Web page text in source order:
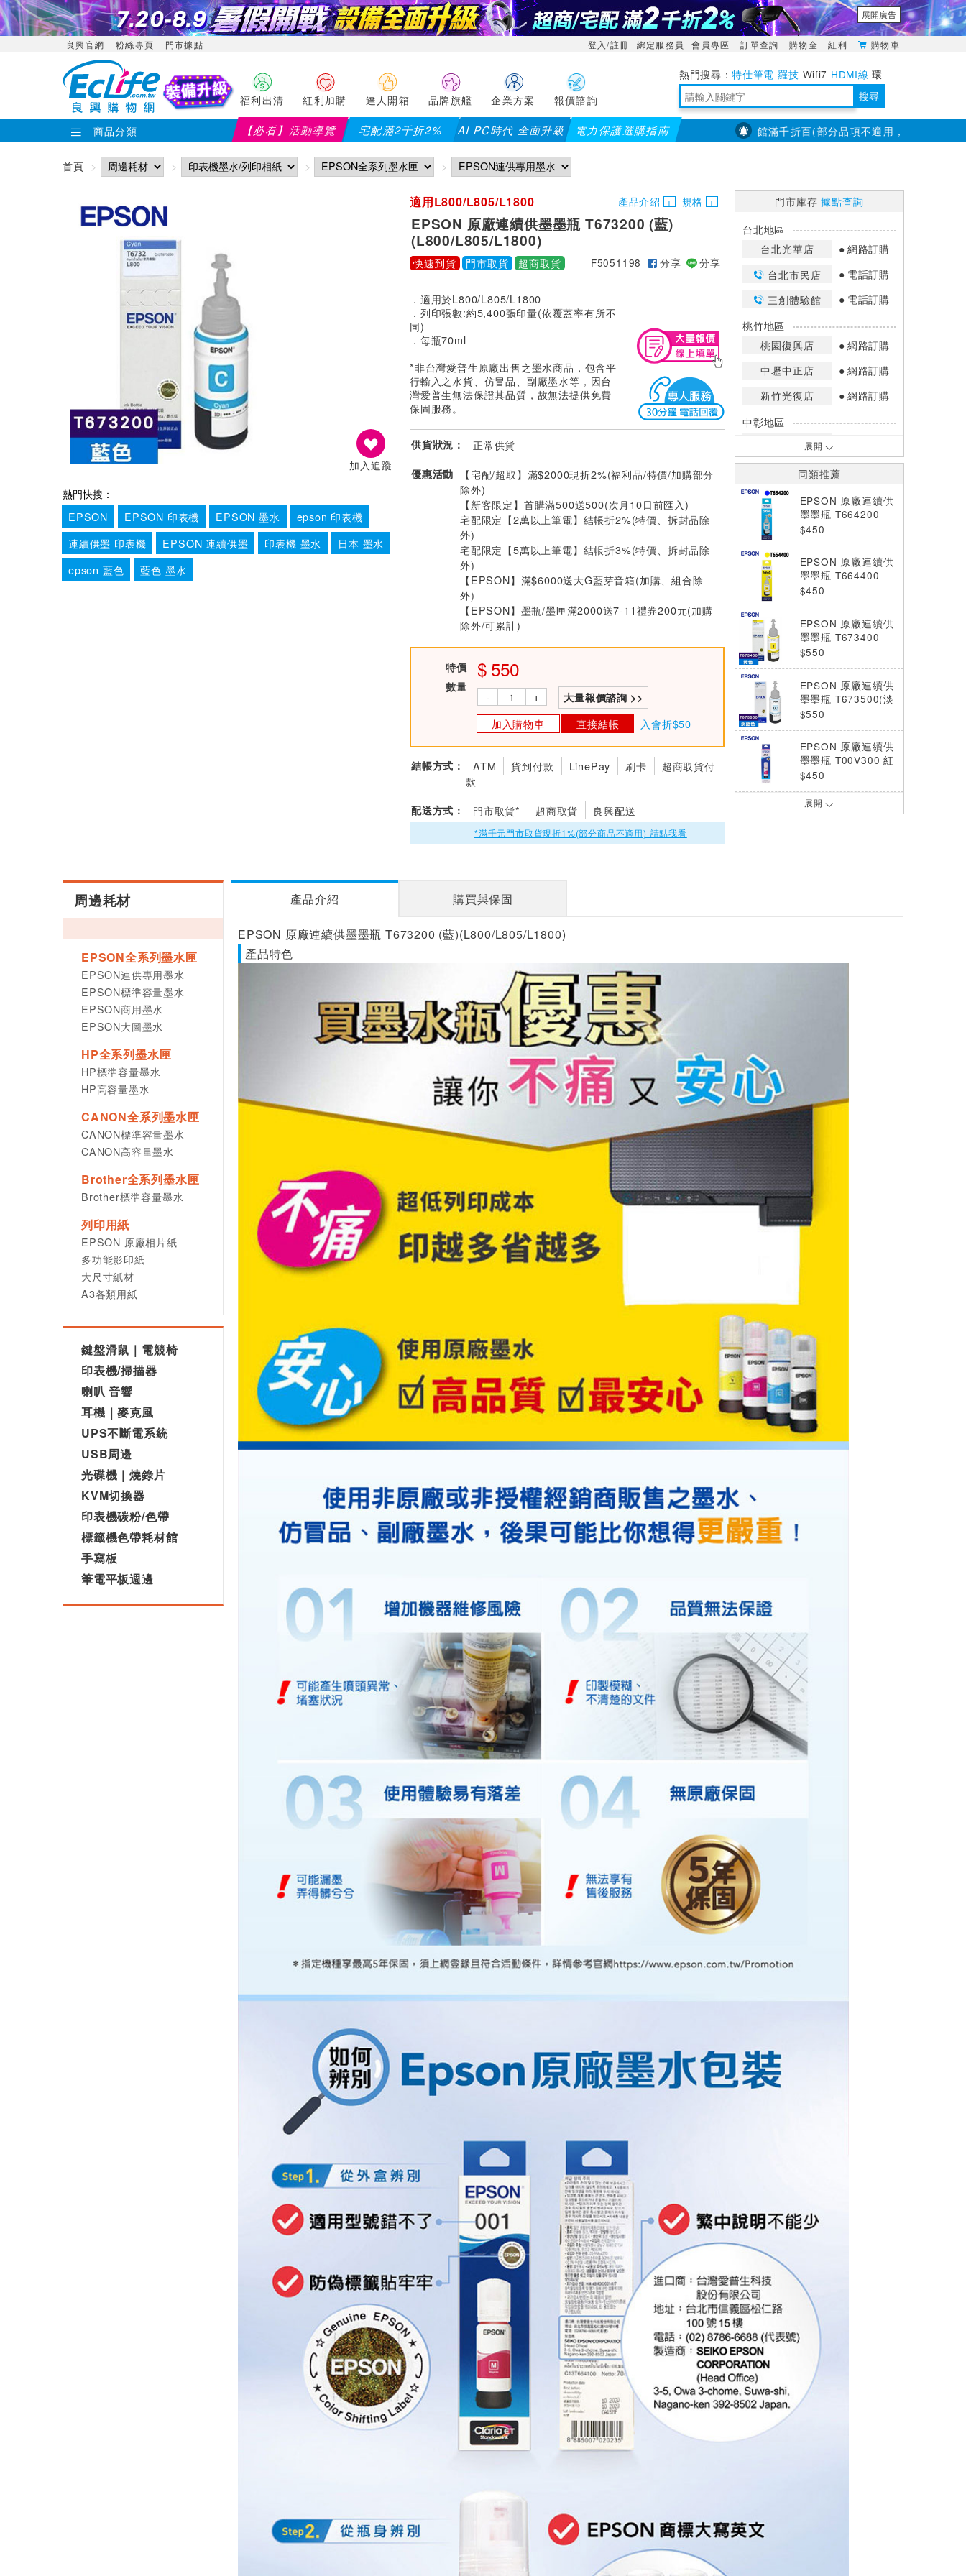
展開廣告
良興官網 粉絲專頁 門市據點 登入/註冊 綁定服務員 會員專區 訂單查詢 購物金 紅利 購物車
福利出清 紅利加購 達人開箱 品牌旗艦 企業方案 報價諮詢
特仕筆電 羅技 Wifi7 HDMI線 環
境量測 明緯POWER 搜尋
商品分類 【必看】活動導覽 宅配滿2千折2% AI PC時代 全面升級 電力保護選購指南【PX大通】全館滿千折百(部分品項不適用，滿2千折200...)
首頁
加入追蹤
熱門快搜：
EPSON
EPSON 印表機 EPSON 墨水
epson 印表機
連續供墨 印表機
EPSON 連續供墨 印表機 墨水
日本 墨水
epson 藍色
藍色 墨水
適用L800/L805/L1800 產品介紹 規格
EPSON 原廠連續供墨墨瓶 T673200 (藍)
(L800/L805/L1800)
快速到貨 門市取貨 超商取貨 F5051198 分享 分享
．適用於L800/L805/L1800
．列印張數:約5,400張印量(依覆蓋率有所不
同)
．每瓶70ml
*非台灣愛普生原廠出售之墨水商品，包含平
行輸入之水貨、仿冒品、副廠墨水等，因台
灣愛普生無法保證其品質，故無法提供免費
保固服務。
供貨狀況： 正常供貨
優惠活動
【宅配/超取】滿$2000現折2%(福利品/特價/加購部分
除外)
【新客限定】首購滿500送500(次月10日前匯入)
宅配限定【2萬以上筆電】結帳折2%(特價、拆封品除
外)
宅配限定【5萬以上筆電】結帳折3%(特價、拆封品除
外)
【EPSON】滿$6000送大G藍芽音箱(加購、組合除
外)
【EPSON】墨瓶/墨匣滿2000送7-11禮券200元(加購
除外/可累計)
特價 550
數量
- + 大量報價諮詢 >>
加入購物車 直接結帳 入會折$50
結帳方式： ATM 貨到付款 LinePay 刷卡
超商取貨付
款
配送方式： 門市取貨* 超商取貨 良興配送
*滿千元門市取貨現折1%(部分商品不適用)-請點我看
門市庫存據點查詢
台北地區
台北光華店
網路訂購
台北市民店
電話訂購
三創體驗館
電話訂購
桃竹地區
桃園復興店
網路訂購
中壢中正店
網路訂購
新竹光復店
網路訂購
中彰地區
台中英才店
嘉南地區
高雄中華店
高雄鳳山店
網路訂購
*庫存數量：網路訂購(0)、少量庫存
(1~2)、現貨充足(3以上)。
*門市庫存以店內實際數量為準，可使
用專人服務或撥打門市電話洽詢。
展開
同類推薦
EPSON 原廠連續供
墨墨瓶 T664200
(藍)
$450
EPSON 原廠連續供
墨墨瓶 T664400
(黃)
$450
EPSON 原廠連續供
墨墨瓶 T673400
(黃)(L800/L805/L1
$550
EPSON 原廠連續供
墨墨瓶 T673500(淡
藍)(/L805/L1800)
$550
EPSON 原廠連續供
墨墨瓶 T00V300 紅
$450
EPSON 原廠連續供
$550
展開
周邊耗材
EPSON全系列墨水匣
EPSON連供專用墨水
EPSON標準容量墨水
EPSON商用墨水
EPSON大圖墨水
HP全系列墨水匣
HP標準容量墨水
HP高容量墨水
CANON全系列墨水匣
CANON標準容量墨水
CANON高容量墨水
Brother全系列墨水匣
Brother標準容量墨水
列印用紙
EPSON 原廠相片紙
多功能影印紙
大尺寸紙材
A3各類用紙
鍵盤滑鼠｜電競椅
印表機/掃描器
喇叭 音響
耳機｜麥克風
UPS不斷電系統
USB周邊
光碟機｜燒錄片
KVM切換器
印表機碳粉/色帶
標籤機色帶耗材館
手寫板
筆電平板週邊
產品介紹 購買與保固
EPSON 原廠連續供墨墨瓶 T673200 (藍)(L800/L805/L1800)
產品特色